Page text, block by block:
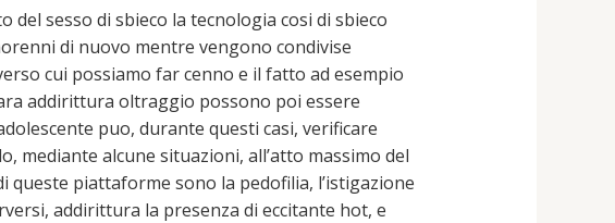
sesso di sbieco la tecnologia cosi di sbieco
di nuovo mentre vengono condivise
cui possiamo far cenno e il fatto ad esempio
addirittura oltraggio possono poi essere
puo, durante questi casi, verificare
mediante alcune situazioni, all’atto massimo del
queste piattaforme sono la pedofilia, l’istigazione
addirittura la presenza di eccitante hot, e